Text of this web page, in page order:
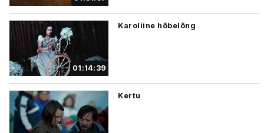
01:14:39
Karoliine hõbelõng
Kertu